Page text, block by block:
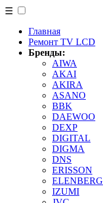
☰
Главная
Ремонт TV LCD
Бренды:
AIWA
AKAI
AKIRA
ASANO
BBK
DAEWOO
DEXP
DIGITAL
DIGMA
DNS
ERISSON
ELENBERG
IZUMI